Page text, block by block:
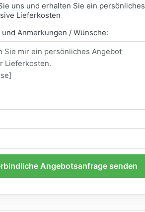
uns und erhalten Sie ein persönliches
Lieferkosten
Anmerkungen / Wünsche:
Angebotsanfrage senden